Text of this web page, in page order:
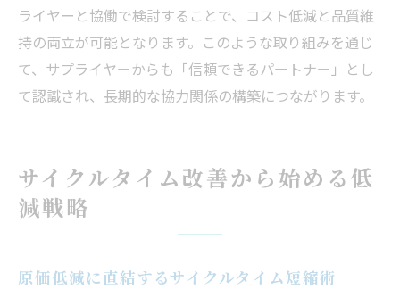
ライヤーと協働で検討することで、コスト低減と品質維
持の両立が可能となります。このような取り組みを通じ
て、サプライヤーからも「信頼できるパートナー」とし
て認識され、長期的な協力関係の構築につながります。
サイクルタイム改善から始める低
減戦略
原価低減に直結するサイクルタイム短縮術